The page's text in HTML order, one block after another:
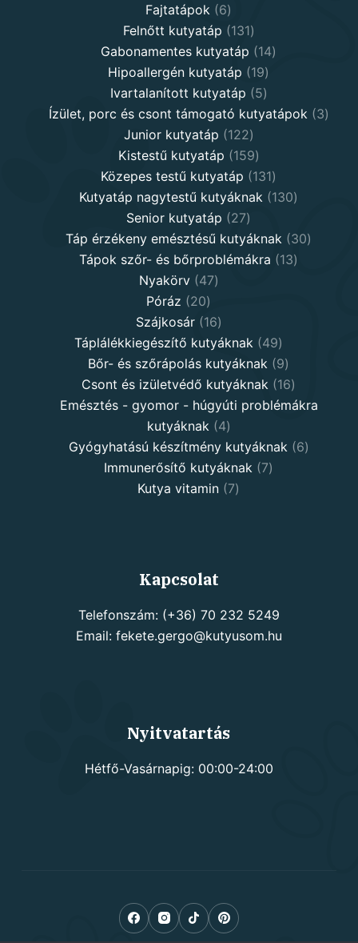
Fajtatápok 66
products
Felnőtt kutyatáp 131131
products
Gabonamentes kutyatáp 1414
Hipoallergén kutyatáp 1919
products
Ivartalanított kutyatáp 55
products
Ízület, porc és csont támogató kutyatápok 33
Junior kutyatáp 122122
products
Kistestű kutyatáp 159159
products
Közepes testű kutyatáp 131131
products
Kutyatáp nagytestű kutyáknak 130130
Senior kutyatáp 2727
products
Táp érzékeny emésztésű kutyáknak 3030
Tápok szőr- és bőrproblémákra 1313
Nyakörv 4747
Póráz 2020
products
Szájkosár 1616
products
Táplálékkiegészítő kutyáknak 4949
products
Bőr- és szőrápolás kutyáknak 99
products
Csont és izületvédő kutyáknak 1616
products
Emésztés - gyomor - húgyúti problémákra
kutyáknak
44
products
Gyógyhatású készítmény kutyáknak 66
Immunerősítő kutyáknak 77
Kutya vitamin 77
Kapcsolat
Telefonszám: (+36) 70 232 5249
Email: fekete.gergo@kutyusom.hu
Nyitvatartás
Hétfő-Vasárnapig: 00:00-24:00